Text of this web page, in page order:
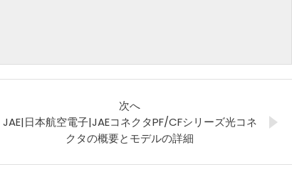
次へ
JAE|日本航空電子|JAEコネクタPF/CFシリーズ光コネ
クタの概要とモデルの詳細